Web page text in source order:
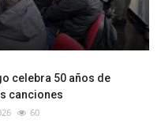
celebra 50 años de
canciones
60